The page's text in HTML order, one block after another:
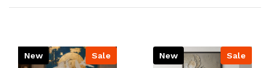
Sale
New Sale
New